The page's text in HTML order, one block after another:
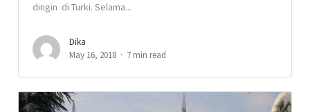
dingin di Turki. Selama...
Dika
May 16, 2018
7 min read